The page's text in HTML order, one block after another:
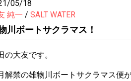
05/18
純一
SALT WATER
川ボートサクラマス！
の大友です。
解禁の雄物川ボートサクラマス便